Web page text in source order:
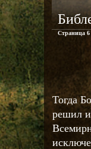
Страница 6
Тогда
решил